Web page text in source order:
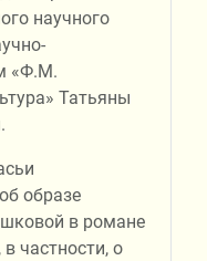
научного
«Ф.М.
Татьяны
образе
в романе
частности, о